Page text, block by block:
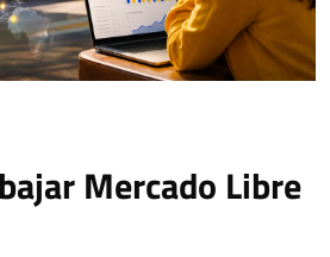
Mercado Libre